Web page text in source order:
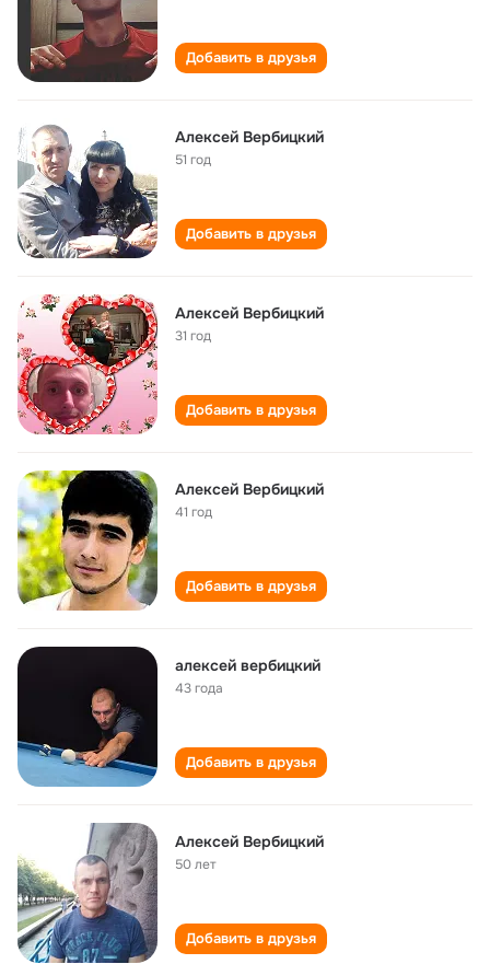
Добавить в друзья
Алексей Вербицкий
51 год
Добавить в друзья
Алексей Вербицкий
31 год
Добавить в друзья
Алексей Вербицкий
41 год
Добавить в друзья
алексей вербицкий
43 года
Добавить в друзья
Алексей Вербицкий
50 лет
Добавить в друзья